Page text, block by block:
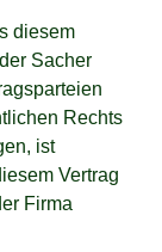
diesem
Sacher
Rechts
ist
Vertrag
Firma